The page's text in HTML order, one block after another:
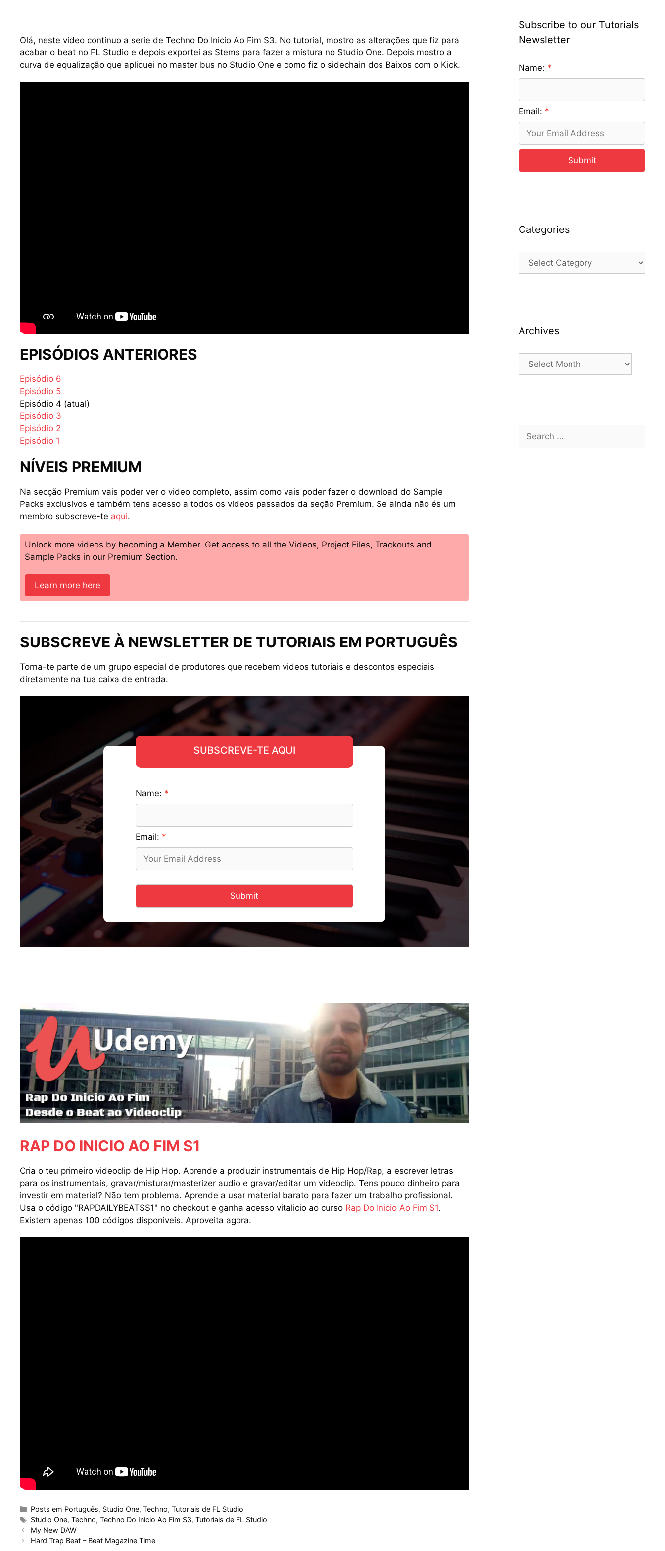
Olá, neste video continuo a serie de Techno Do Inicio Ao Fim S3. No tutorial, mostro as alterações que fiz para
acabar o beat no FL Studio e depois exportei as Stems para fazer a mistura no Studio One. Depois mostro a
curva de equalização que apliquei no master bus no Studio One e como fiz o sidechain dos Baixos com o Kick.
EPISÓDIOS ANTERIORES
Episódio 6
Episódio 5
Episódio 4 (atual)
Episódio 3
Episódio 2
Episódio 1
NÍVEIS PREMIUM
Na secção Premium vais poder ver o video completo, assim como vais poder fazer o download do Sample
Packs exclusivos e também tens acesso a todos os videos passados da seção Premium. Se ainda não és um
membro subscreve-te aqui.
Unlock more videos by becoming a Member. Get access to all the Videos, Project Files, Trackouts and
Sample Packs in our Premium Section.
Learn more here
SUBSCREVE À NEWSLETTER DE TUTORIAIS EM PORTUGUÊS
Torna-te parte de um grupo especial de produtores que recebem videos tutoriais e descontos especiais
diretamente na tua caixa de entrada.
SUBSCREVE-TE AQUI
Name:
Email:
Submit
RAP DO INICIO AO FIM S1
Cria o teu primeiro videoclip de Hip Hop. Aprende a produzir instrumentais de Hip Hop/Rap, a escrever letras
para os instrumentais, gravar/misturar/masterizer audio e gravar/editar um videoclip. Tens pouco dinheiro para
investir em material? Não tem problema. Aprende a usar material barato para fazer um trabalho profissional.
Usa o código "RAPDAILYBEATSS1" no checkout e ganha acesso vitalicio ao curso Rap Do Inicio Ao Fim S1.
Existem apenas 100 códigos disponiveis. Aproveita agora.
Categories
Posts em Português, Studio One, Techno, Tutoriais de FL Studio
Tags
Studio One, Techno, Techno Do Inicio Ao Fim S3, Tutoriais de FL Studio
My New DAW
Hard Trap Beat – Beat Magazine Time
Subscribe to our Tutorials
Newsletter
Name:
Email:
Submit
Categories
Categories
Archives
Archives
for: